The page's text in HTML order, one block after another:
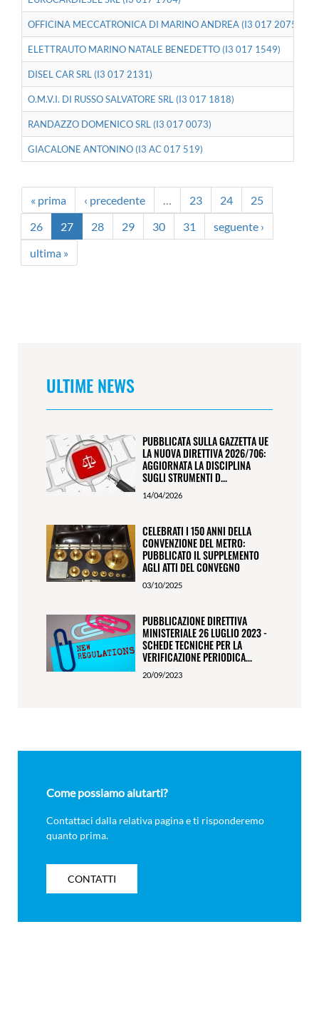
OFFICINA MECCATRONICA DI MARINO ANDREA (I3 017 2075)
ELETTRAUTO MARINO NATALE BENEDETTO (I3 017 1549)
DISEL CAR SRL (I3 017 2131)
O.M.V.I. DI RUSSO SALVATORE SRL (I3 017 1818)
RANDAZZO DOMENICO SRL (I3 017 0073)
GIACALONE ANTONINO (I3 AC 017 519)
« prima ‹ precedente 23 24
25
26
27 28 29 30 31
seguente ›
ultima »
ULTIME NEWS
PUBBLICATA SULLA GAZZETTA UE
LA NUOVA DIRETTIVA 2026/706:
AGGIORNATA LA DISCIPLINA
SUGLI STRUMENTI D...
14/04/2026
CELEBRATI I 150 ANNI DELLA
CONVENZIONE DEL METRO:
PUBBLICATO IL SUPPLEMENTO
AGLI ATTI DEL CONVEGNO
03/10/2025
PUBBLICAZIONE DIRETTIVA
MINISTERIALE 26 LUGLIO 2023 -
SCHEDE TECNICHE PER LA
VERIFICAZIONE PERIODICA...
20/09/2023
Come possiamo aiutarti?
Contattaci dalla relativa pagina e ti risponderemo
quanto prima.
CONTATTI